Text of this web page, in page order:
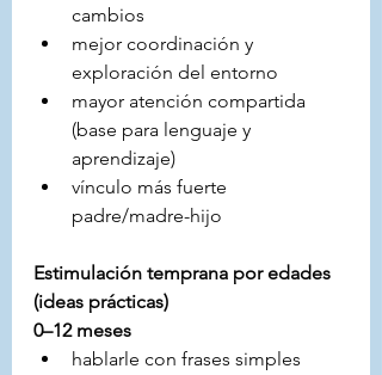
cambios
mejor coordinación y
exploración del entorno
mayor atención compartida
(base para lenguaje y
aprendizaje)
vínculo más fuerte
padre/madre-hijo
Estimulación temprana por edades
(ideas prácticas)
0–12 meses
hablarle con frases simples